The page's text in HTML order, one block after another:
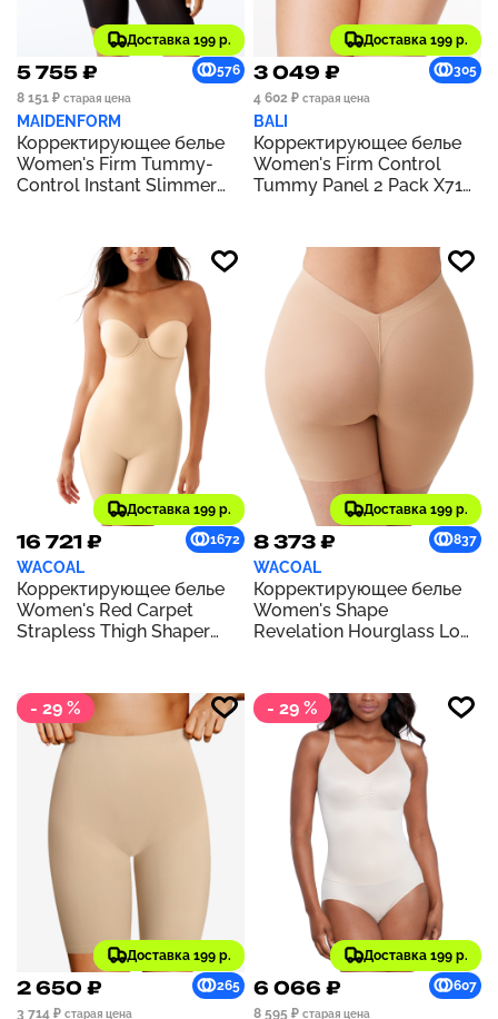
Доставка 199 р.
5 755 ₽
576
8 151 ₽ старая цена
MAIDENFORM
Корректирующее белье
Women's Firm Tummy-
Control Instant Slimmer
Доставка 199 р.
3 049 ₽
305
4 602 ₽ старая цена
BALI
Корректирующее белье
Women's Firm Control
Tummy Panel 2 Pack X710
Доставка 199 р.
16 721 ₽ 1672
WACOAL
Корректирующее белье
Women's Red Carpet
Strapless Thigh Shaper
Доставка 199 р.
8 373 ₽ 837
WACOAL
Корректирующее белье
Women's Shape
Revelation Hourglass Low
- 29 %
Доставка 199 р.
2 650 ₽
265
3 714 ₽ старая цена
- 29 %
Доставка 199 р.
6 066 ₽
607
8 595 ₽ старая цена